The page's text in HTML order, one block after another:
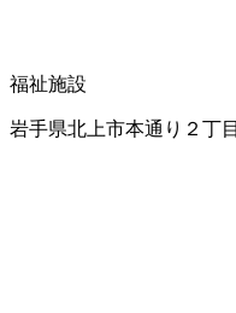
福祉施設
岩手県北上市本通り２丁